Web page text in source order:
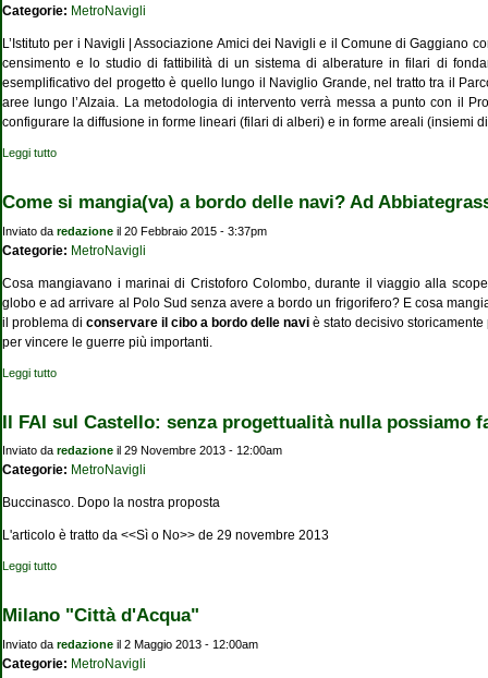
Categorie: MetroNavigli
L’Istituto per i Navigli | Associazione Amici dei Navigli e il Comune di Gaggiano
censimento e lo studio di fattibilità di un sistema di alberature in filari di
esemplificativo del progetto è quello lungo il Naviglio Grande, nel tratto tra il
aree lungo l’Alzaia. La metodologia di intervento verrà messa a punto con il
configurare la diffusione in forme lineari (filari di alberi) e in forme areali (insiemi
Leggi tutto
Come si mangia(va) a bordo delle navi? Ad
Inviato da redazione il 20 Febbraio 2015 - 3:37pm
Categorie: MetroNavigli
Cosa mangiavano i marinai di Cristoforo Colombo, durante il viaggio alla
globo e ad arrivare al Polo Sud senza avere a bordo un frigorifero? E cosa
il problema diconservare il cibo a bordo delle naviè stato decisivo
per vincere le guerre più importanti.
Leggi tutto
Il FAI sul Castello: senza progettualità nulla possiamo
Inviato da redazione il 29 Novembre 2013 - 12:00am
Categorie: MetroNavigli
Buccinasco. Dopo la nostra proposta
L'articolo è tratto da <<Sì o No>> de 29 novembre 2013
Leggi tutto
Milano "Città d'Acqua"
Inviato da redazione il 2 Maggio 2013 - 12:00am
Categorie: MetroNavigli